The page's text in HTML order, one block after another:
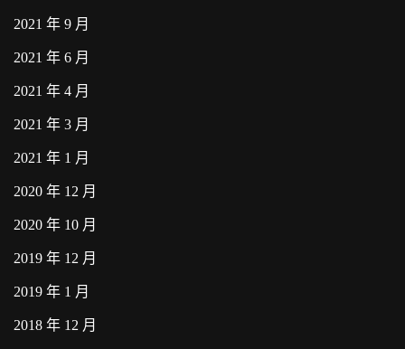
2021 年 9 月
2021 年 6 月
2021 年 4 月
2021 年 3 月
2021 年 1 月
2020 年 12 月
2020 年 10 月
2019 年 12 月
2019 年 1 月
2018 年 12 月